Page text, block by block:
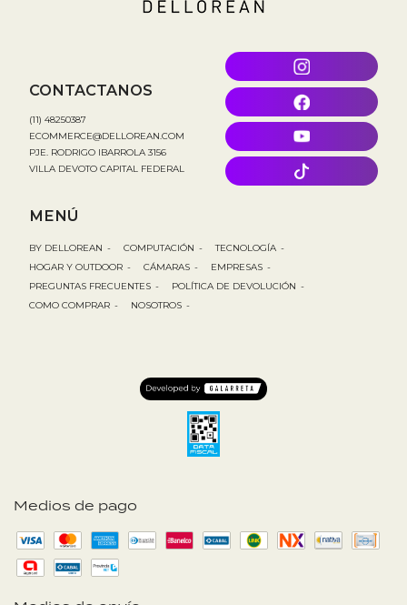
Medios de pago
CONTACTANOS
(11) 48250387
ECOMMERCE@DELLOREAN.COM
PJE. RODRIGO IBARROLA 3156
VILLA DEVOTO CAPITAL FEDERAL
MENÚ
BY DELLOREAN - COMPUTACIÓN - TECNOLOGÍA -
HOGAR Y OUTDOOR - CÁMARAS - EMPRESAS -
PREGUNTAS FRECUENTES - POLÍTICA DE DEVOLUCIÓN -
COMO COMPRAR - NOSOTROS -